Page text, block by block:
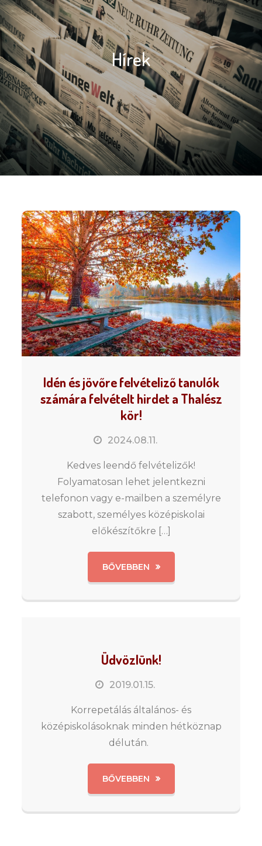
Hírek
Idén és jövőre felvételiző tanulók
számára felvételt hirdet a Thalész
kör!
2024.08.11.
Kedves leendő felvételizők!
Folyamatosan lehet jelentkezni
telefonon vagy e-mailben a személyre
szabott, személyes középiskolai
előkészítőkre […]
BŐVEBBEN
Üdvözlünk!
2019.01.15.
Korrepetálás általános- és
középiskolásoknak minden hétköznap
délután.
BŐVEBBEN